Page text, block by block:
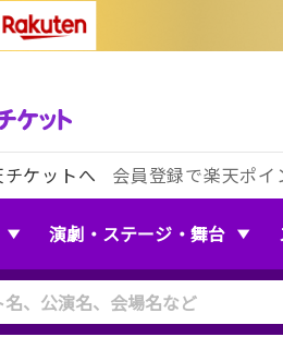
ケットへ 会員登録で楽天ポ
演劇・ステージ・舞台